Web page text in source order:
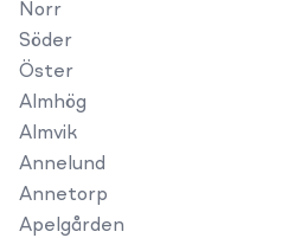
Norr
Söder
Öster
Almhög
Almvik
Annelund
Annetorp
Apelgården